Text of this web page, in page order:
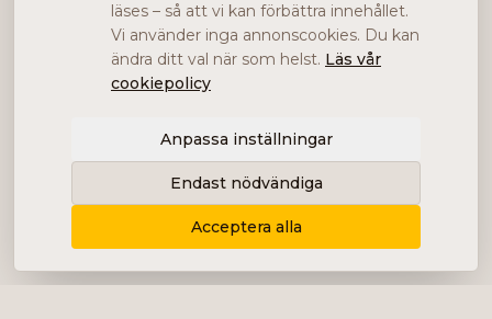
läses – så att vi kan förbättra innehållet.
Vi använder inga annonscookies. Du kan
ändra ditt val när som helst. Läs vår
cookiepolicy
Anpassa inställningar
Endast nödvändiga
Acceptera alla